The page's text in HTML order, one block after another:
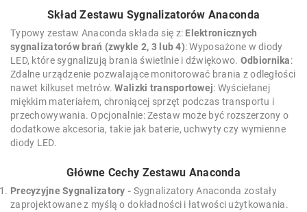
Skład Zestawu Sygnalizatorów Anaconda
Typowy zestaw Anaconda składa się z: Elektronicznych
sygnalizatorów brań (zwykle 2, 3 lub 4): Wyposażone w diody
LED, które sygnalizują brania świetlnie i dźwiękowo. Odbiornika:
Zdalne urządzenie pozwalające monitorować brania z odległości
nawet kilkuset metrów.Walizki transportowej: Wyściełanej
miękkim materiałem, chroniącej sprzęt podczas transportu i
przechowywania. Opcjonalnie: Zestaw może być rozszerzony o
dodatkowe akcesoria, takie jak baterie, uchwyty czy wymienne
diody LED.
Główne Cechy Zestawu Anaconda
Precyzyjne Sygnalizatory - Sygnalizatory Anaconda zostały
zaprojektowane z myślą o dokładności i łatwości użytkowania.